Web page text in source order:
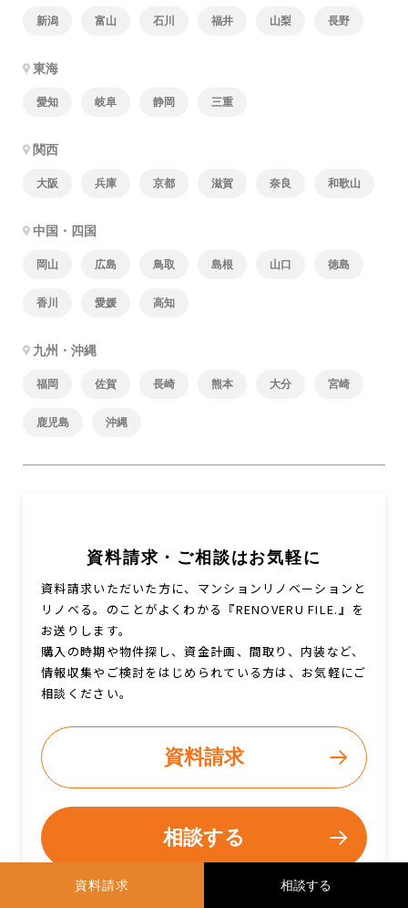
資料請求
新潟 富山 石川 福井 山梨 長野
東海
愛知 岐阜 静岡 三重
関西
大阪 兵庫 京都 滋賀 奈良 和歌山
中国・四国
岡山 広島 鳥取 島根 山口 徳島
香川 愛媛 高知
九州・沖縄
福岡 佐賀 長崎 熊本 大分 宮崎
鹿児島 沖縄
資料請求・ご相談はお気軽に
資料請求いただいた方に、マンションリノベーションと
リノベる。のことがよくわかる『RENOVERU FILE.』を
お送りします。
購入の時期や物件探し、資金計画、間取り、内装など、
情報収集やご検討をはじめられている方は、お気軽にご
相談ください。
資料請求
相談する